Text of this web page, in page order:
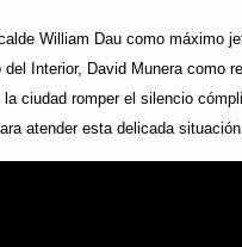
William Dau como máximo
Interior, David Munera como
la ciudad romper el silencio
atender esta delicada